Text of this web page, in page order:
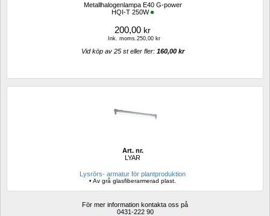
Metallhalogenlampa E40 G-power
HQI-T 250W
200,00 kr
Ink. moms.250,00 kr
Vid köp av 25 st eller fler: 160,00 kr
Art. nr.
LYAR
Lysrörs- armatur för plantproduktion
• Av grå glasfiberarmerad plast.
För mer information kontakta oss på
0431-222 90